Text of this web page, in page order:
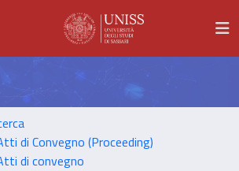
di Convegno (Proceeding)
di convegno